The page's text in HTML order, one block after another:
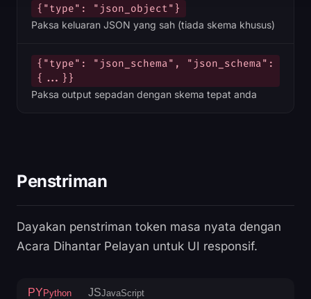
{"type": "json_object"}
Paksa keluaran JSON yang sah (tiada skema khusus)
{"type": "json_schema", "json_schema":
{...}}
Paksa output sepadan dengan skema tepat anda
Penstriman
Dayakan penstriman token masa nyata dengan
Acara Dihantar Pelayan untuk UI responsif.
PYPython JSJavaScript